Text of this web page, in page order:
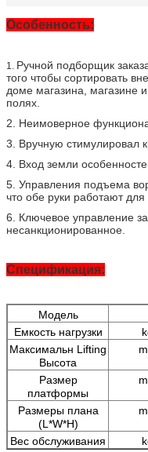
Особенность:
1. Ручной подборщик
того чтобы сортировать
доме магазина, магазине
полях.
2. Неимоверное
3. Вручную стимулировал
4. Вход земли
5. Управления подъема
что обе руки работают для
6. Ключевое управление
несанкционированное.
Спецификация:
Модель
Емкость нагрузки
Максимальн Lifting
Высота
Размер
платформы
Размеры плана
(L*W*H)
Вес обслуживания